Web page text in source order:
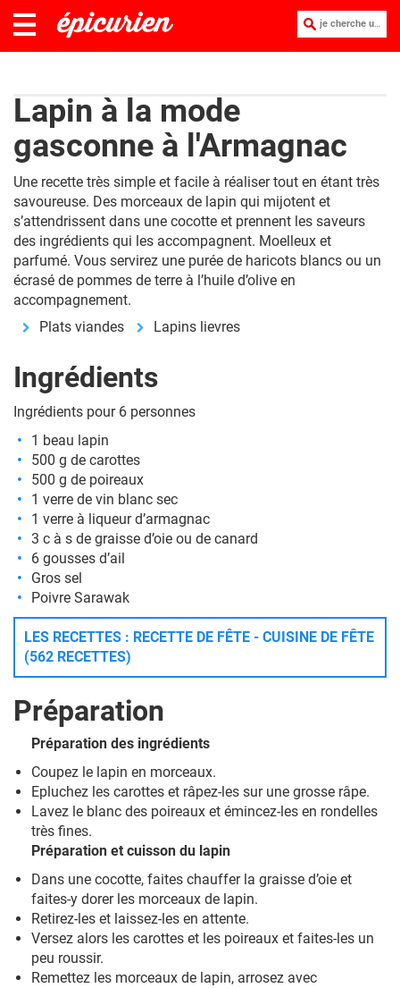
je cherche une recette :
Lapin à la mode
gasconne à l'Armagnac
Une recette très simple et facile à réaliser tout en étant très
savoureuse. Des morceaux de lapin qui mijotent et
s’attendrissent dans une cocotte et prennent les saveurs
des ingrédients qui les accompagnent. Moelleux et
parfumé. Vous servirez une purée de haricots blancs ou un
écrasé de pommes de terre à l’huile d’olive en
accompagnement.
Plats viandes
Lapins lievres
Ingrédients
Ingrédients pour 6 personnes
1 beau lapin
500 g de carottes
500 g de poireaux
1 verre de vin blanc sec
1 verre à liqueur d’armagnac
3 c à s de graisse d’oie ou de canard
6 gousses d’ail
Gros sel
Poivre Sarawak
LES RECETTES : RECETTE DE FÊTE - CUISINE DE FÊTE
(562 RECETTES)
Préparation
Préparation des ingrédients
Coupez le lapin en morceaux.
Epluchez les carottes et râpez-les sur une grosse râpe.
Lavez le blanc des poireaux et émincez-les en rondelles
très fines.
Préparation et cuisson du lapin
Dans une cocotte, faites chauffer la graisse d’oie et
faites-y dorer les morceaux de lapin.
Retirez-les et laissez-les en attente.
Versez alors les carottes et les poireaux et faites-les un
peu roussir.
Remettez les morceaux de lapin, arrosez avec